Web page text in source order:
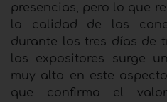
presencias, pero lo que
la calidad de las
durante los tres días de
los expositores surge
muy alto en este
que confirma el